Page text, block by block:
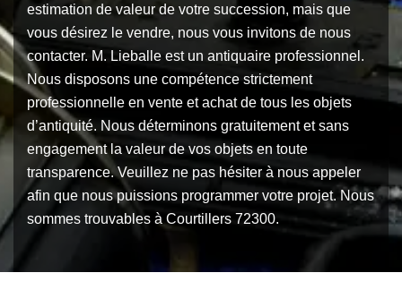
estimation de valeur de votre succession, mais que
vous désirez le vendre, nous vous invitons de nous
contacter. M. Lieballe est un antiquaire professionnel.
Nous disposons une compétence strictement
professionnelle en vente et achat de tous les objets
d’antiquité. Nous déterminons gratuitement et sans
engagement la valeur de vos objets en toute
transparence. Veuillez ne pas hésiter à nous appeler
afin que nous puissions programmer votre projet. Nous
sommes trouvables à Courtillers 72300.